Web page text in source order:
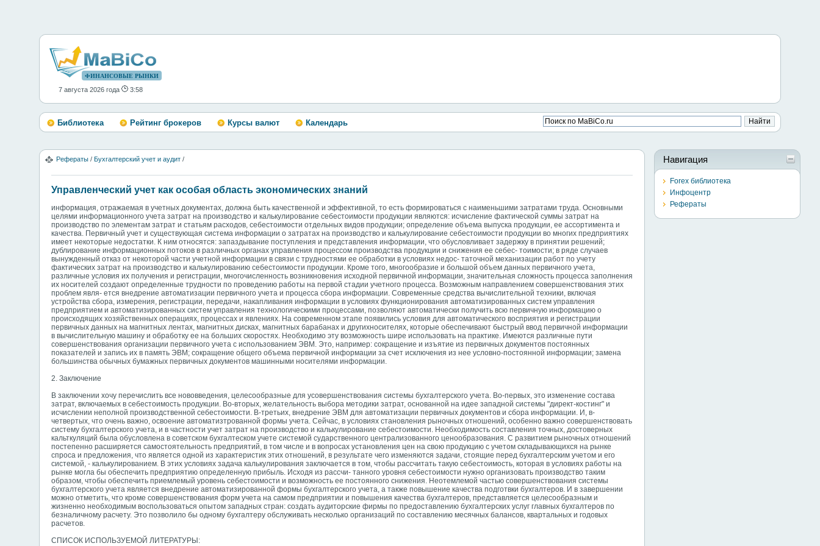
ФИНАНСОВЫЕ РЫНКИ
7 августа 2026 года 3:58
Библиотека Рейтинг брокеров Курсы валют Календарь
Рефераты / Бухгалтерский учет и аудит /
Управленческий учет как особая область экономических знаний
информация, отражаемая в учетных документах, должна быть качественной и эффективной, то есть формироваться с наименьшими затратами труда. Основными
целями информационного учета затрат на производство и калькулирование себестоимости продукции являются: исчисление фактической суммы затрат на
производство по элементам затрат и статьям расходов, себестоимости отдельных видов продукции; определение объема выпуска продукции, ее ассортимента и
качества. Первичный учет и существующая система информации о затратах на производство и калькулирование себестоимости продукции во многих предприятиях
имеет некоторые недостатки. К ним относятся: запаздывание поступления и представления информации, что обусловливает задержку в принятии решений;
дублирование информационных потоков в различных органах управления процессом производства продукции и снижения ее себес- тоимости; в ряде случаев
вынужденный отказ от некоторой части учетной информации в связи с трудностями ее обработки в условиях недос- таточной механизации работ по учету
фактических затрат на производство и калькулированию себестоимости продукции. Кроме того, многообразие и большой объем данных первичного учета,
различные условия их получения и регистрации, многочисленность возникновения исходной первичной информации, значительная сложность процесса заполнения
их носителей создают определенные трудности по проведению работы на первой стадии учетного процесса. Возможным направлением совершенствования этих
проблем явля- ется внедрение автоматизации первичного учета и процесса сбора информации. Современные средства вычислительной техники, включая
устройства сбора, измерения, регистрации, передачи, накапливания информации в условиях функционирования автоматизированных систем управления
предприятием и автоматизированных систем управления технологическими процессами, позволяют автоматически получить всю первичную информацию о
происходящих хозяйственных операциях, процессах и явлениях. На современном этапе появились условия для автоматического восприятия и регистрации
первичных данных на магнитных лентах, магнитных дисках, магнитных барабанах и другихносителях, которые обеспечивают быстрый ввод первичной информации
в вычислительную машину и обработку ее на больших скоростях. Необходимо эту возможность шире использовать на практике. Имеются различные пути
совершенствования организации первичного учета с использованием ЭВМ. Это, например: сокращение и изъятие из первичных документов постоянных
показателей и запись их в память ЭВМ; сокращение общего объема первичной информации за счет исключения из нее условно-постоянной информации; замена
большинства обычных бумажных первичных документов машинными носителями информации.
2. Заключение
В заключении хочу перечислить все нововведения, целесообразные для усовершенствования системы бухгалтерского учета. Во-первых, это изменение состава
затрат, включаемых в себестоимость продукции. Во-вторых, желательность выбора методики затрат, основанной на идее западной системы "директ-костинг" и
исчислении неполной производственной себестоимости. В-третьих, внедрение ЭВМ для автоматизации первичных документов и сбора информации. И, в-
четвертых, что очень важно, освоение автоматизтрованной формы учета. Сейчас, в условиях становления рыночных отношений, особенно важно совершенствовать
систему бухгалтерского учета, и в частности учет затрат на производство и калькулирование себестоимости. Необходимость составления точных, достоверных
кальткуляций была обусловлена в советском бухгалтеском учете системой сударственного централизованного ценообразования. С развитием рыночных отношений
постепенно расширяется самостоятельность предприятий, в том числе и в вопросах установления цен на свою продукцию с учетом складывающихся на рынке
спроса и предложения, что является одной из характеристик этих отношений, в результате чего изменяются задачи, стоящие перед бухгалтерским учетом и его
системой, - калькулированием. В этих условиях задача калькулирования заключается в том, чтобы рассчитать такую себестоимость, которая в условиях работы на
рынке могла бы обеспечить предприятию определенную прибыль. Исходя из рассчи- танного уровня себестоимости нужно организовать производство таким
образом, чтобы обеспечить приемлемый уровень себестоимости и возможность ее постоянного снижения. Неотемлемой частью совершенствования системы
бухгалтерского учета является внедрение автоматизированной формы бухгалтерского учета, а также повышение качества подготвки бухгалтеров. И в завершении
можно отметить, что кроме совершенствования форм учета на самом предприятии и повышения качества бухгалтеров, представляется целесообразным и
жизненно необходимым воспользоваться опытом западных стран: создать аудиторские фирмы по предоставлению бухгалтерских услуг главных бухгалтеров по
безналичному расчету. Это позволило бы одному бухгалтеру обслуживать несколько организаций по составлению месячных балансов, квартальных и годовых
расчетов.
СПИСОК ИСПОЛЬЗУЕМОЙ ЛИТЕРАТУРЫ:
Навигация
Forex библиотека
Инфоцентр
Рефераты